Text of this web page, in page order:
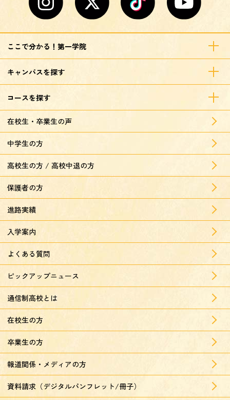
ここで分かる！第一学院
キャンパスを探す
コースを探す
在校生・卒業生の声
中学生の方
高校生の方 / 高校中退の方
保護者の方
進路実績
入学案内
よくある質問
ピックアップニュース
通信制高校とは
在校生の方
卒業生の方
報道関係・メディアの方
資料請求（デジタルパンフレット/冊子）